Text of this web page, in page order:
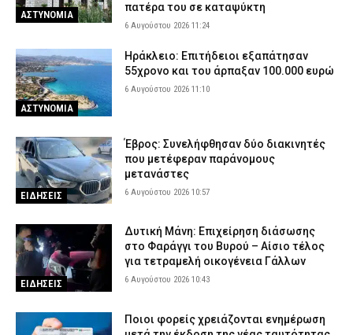
ΑΣΤΥΝΟΜΙΑ
πατέρα του σε καταψύκτη
6 Αυγούστου 2026 11:24
ΑΣΤΥΝΟΜΙΑ
Ηράκλειο: Επιτήδειοι εξαπάτησαν
55χρονο και του άρπαξαν 100.000 ευρώ
6 Αυγούστου 2026 11:10
ΕΙΔΗΣΕΙΣ
Έβρος: Συνελήφθησαν δύο διακινητές
που μετέφεραν παράνομους
μετανάστες
6 Αυγούστου 2026 10:57
ΕΙΔΗΣΕΙΣ
Δυτική Μάνη: Επιχείρηση διάσωσης
στο Φαράγγι του Βυρού – Αίσιο τέλος
για τετραμελή οικογένεια Γάλλων
6 Αυγούστου 2026 10:43
Ποιοι φορείς χρειάζονται ενημέρωση